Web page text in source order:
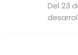
Del 23